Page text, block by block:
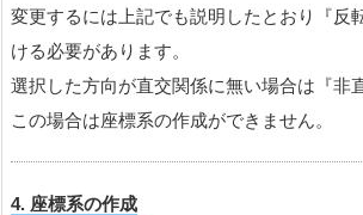
変更するには上記でも説明したとおり『反
ける必要があります。
選択した方向が直交関係に無い場合は『非
この場合は座標系の作成ができません。
4. 座標系の作成